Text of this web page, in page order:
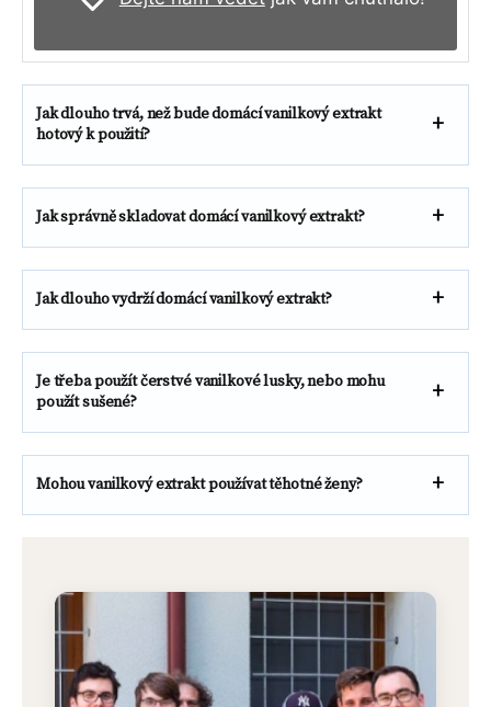
Jak dlouho trvá, než bude domácí vanilkový extrakt
hotový k použití?
Jak správně skladovat domácí vanilkový extrakt?
Jak dlouho vydrží domácí vanilkový extrakt?
Je třeba použít čerstvé vanilkové lusky, nebo mohu
použít sušené?
Mohou vanilkový extrakt používat těhotné ženy?